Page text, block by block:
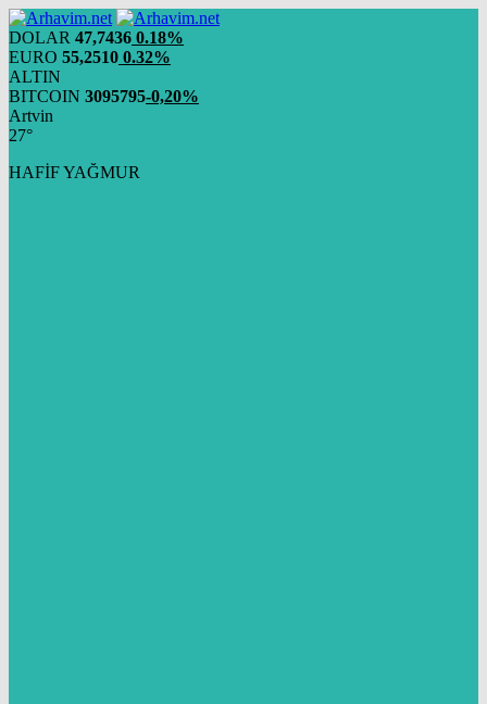
DOLAR 47,7436 0.18%
EURO 55,2510 0.32%
ALTIN
BITCOIN 3095795-0,20%
Artvin
27°
HAFİF YAĞMUR